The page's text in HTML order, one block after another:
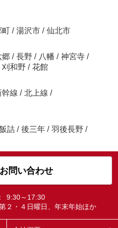
町 / 湯沢市 / 仙北市
郷 / 長野 / 八幡 / 神宮寺 /
刈和野 / 花館
幹線 / 北上線 /
詰 / 後三年 / 羽後長野 /
問い合わせ
9:30～17:30
２・４日曜日、年末年始ほか